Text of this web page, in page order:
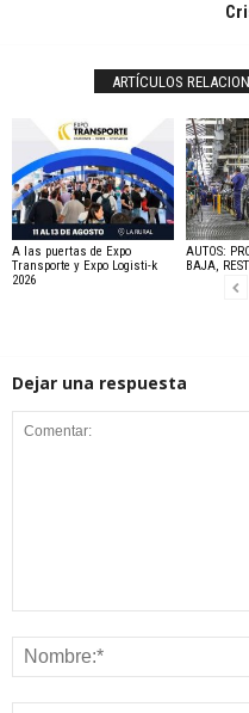
ARTÍCULOS
A las puertas de Expo
Transporte y Expo Logisti-k
2026
AUTOS:
BAJA,
Dejar una respuesta